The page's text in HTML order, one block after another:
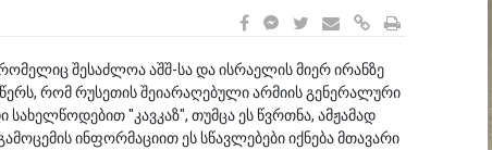
შესაძლოა აშშ-სა და ისრაელის მიერ ირანზე
წერს, რომ რუსეთის შეიარაღებული არმიის გენერალური
სახელწოდებით "კავკაზ", თუმცა ეს წვრთნა, ამჟამად
ინფორმაციით ეს სწავლებები იქნება მთავარი